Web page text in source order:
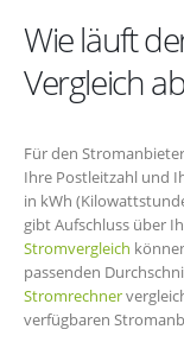
Wie läuft
Vergleich ab
Für den
Ihre Postleitzahl und
in kWh
gibt Aufschluss über
Stromvergleich
passenden
Stromrechner
verfügbaren